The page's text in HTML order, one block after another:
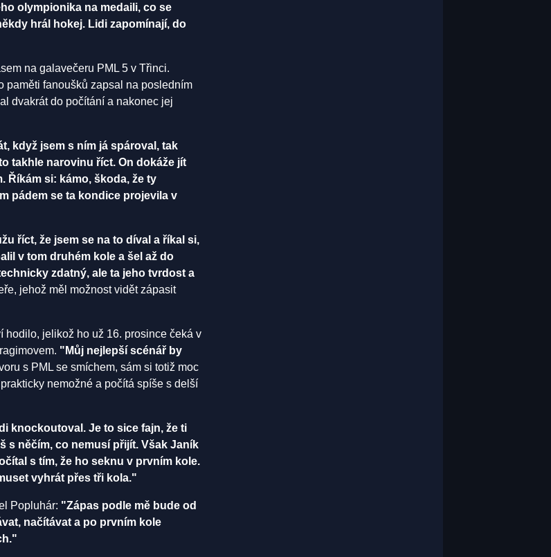
olympionika na medaili, co se
hrál hokej. Lidi zapomínají, do
na galavečeru PML 5 v Třinci.
paměti fanoušků zapsal na posledním
dvakrát do počítání a nakonec jej
když jsem s ním já spároval, tak
takhle narovinu říct. On dokáže jít
Říkám si: kámo, škoda, že ty
pádem se ta kondice projevila v
říct, že jsem se na to díval a říkal si,
v tom druhém kole a šel až do
zdatný, ale ta jeho tvrdost a
jehož měl možnost vidět zápasit
hodilo, jelikož ho už 16. prosince čeká v
"Můj nejlepší scénář by
s PML se smíchem, sám si totiž moc
nemožné a počítá spíše s delší
knockoutoval. Je to sice fajn, že ti
s něčím, co nemusí přijít. Však Janík
s tím, že ho seknu v prvním kole.
vyhrát přes tři kola."
Popluhár: "Zápas podle mě bude od
načítávat a po prvním kole